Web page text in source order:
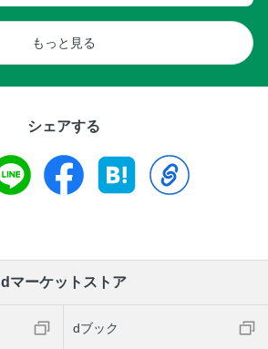
もっと見る
シェアする
dマーケットストア
dブック